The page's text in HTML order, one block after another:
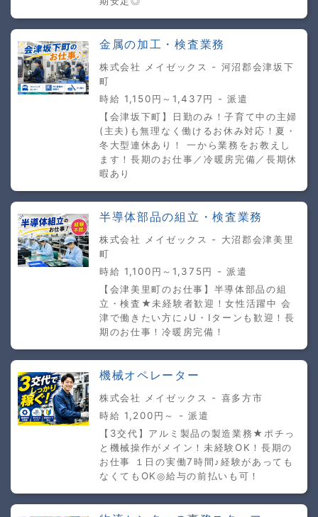
金属の加工・検査業務
株式会社 メイゼックス - 河沼郡会津坂下
町
時給 1,150円～1,437円 - 派遣
【会津坂下町】日勤のみ！子育て中の主婦
(主夫)も無理なく働けるお休み対応！夏・
冬大型連休あり！ 一から業務をお教えし
ます！長期のお仕事／冷暖房完備／長期休
暇あり
半導体部品の組立・検査業務
株式会社 メイゼックス - 大沼郡会津美里
町
時給 1,100円～1,375円 - 派遣
【会津美里町のお仕事】半導体部品の組
立・検査★未経験者歓迎！女性活躍中 会
津で働きたい方に♪U・Iターンも歓迎！長
期のお仕事！冷暖房完備！
機械オペレーター
株式会社 メイゼックス - 喜多方市
時給 1,200円～ - 派遣
【3交代】アルミ製品の製造業務★ポチっ
と機械操作がメイン！未経験OK！長期の
お仕事 １日の実働7時間♪経験があっても
なくてもOK◎給与の前払いも可！